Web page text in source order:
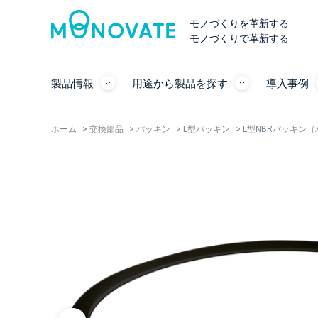
モノづくりを革新する
モノづくりで革新する
製品情報 用途から製品を探す 導入事例
ホーム > 交換部品 > パッキン > L型パッキン > L型NBRパッキン